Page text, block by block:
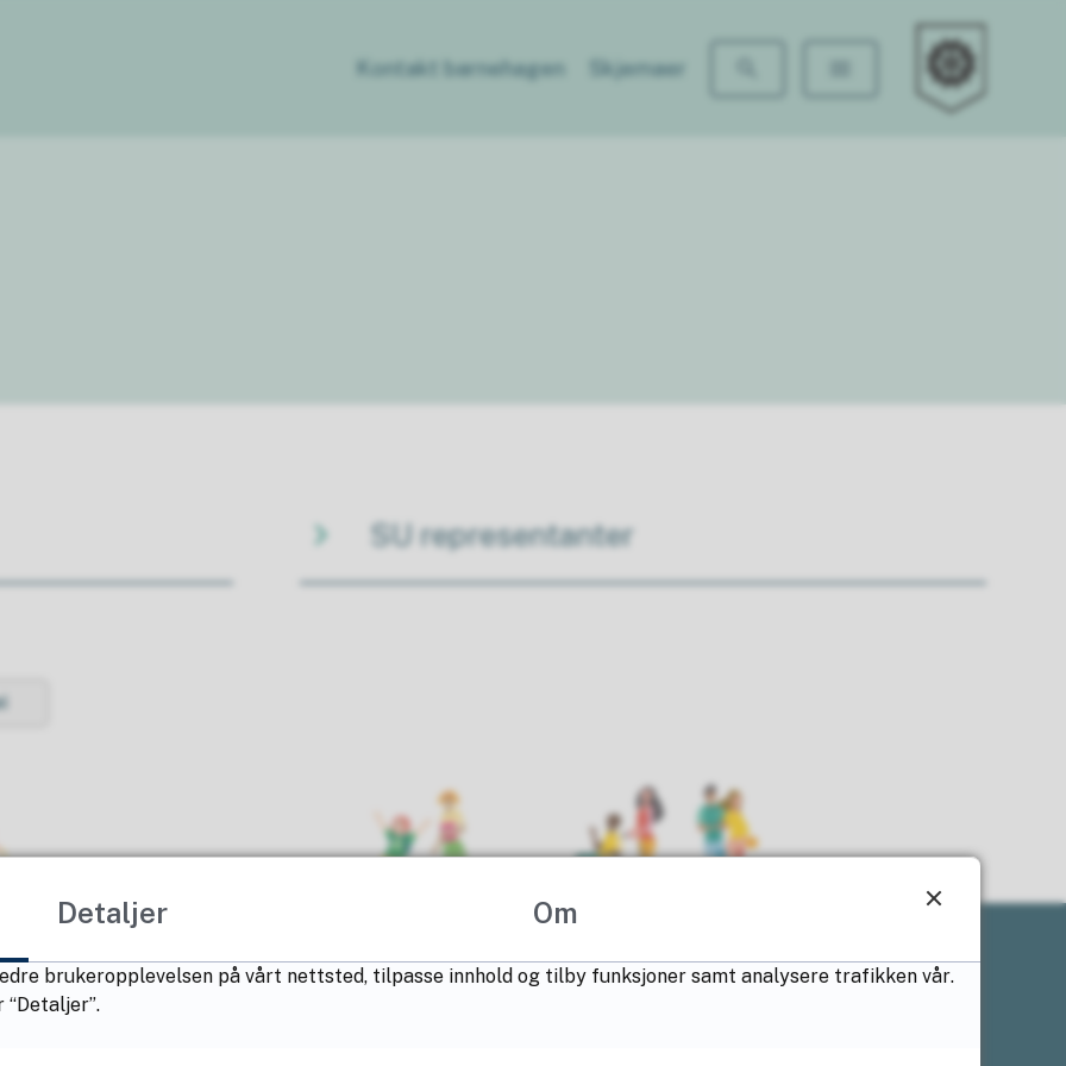
Kontakt barnehagen Skjemaer
Løkenåsen
SU representanter
Detaljer Om
brukeropplevelsen på vårt nettsted, tilpasse innhold og tilby funksjoner samt analysere trafikken vår.